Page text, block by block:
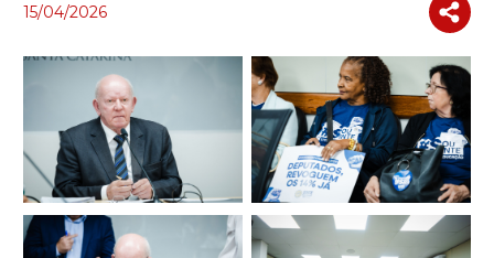
15/04/2026